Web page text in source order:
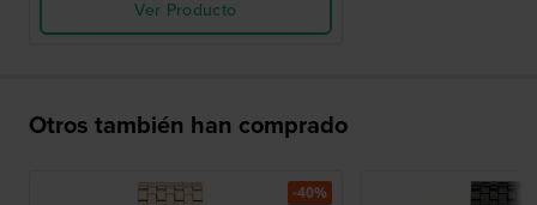
Ver Producto
Otros también han comprado
-40%